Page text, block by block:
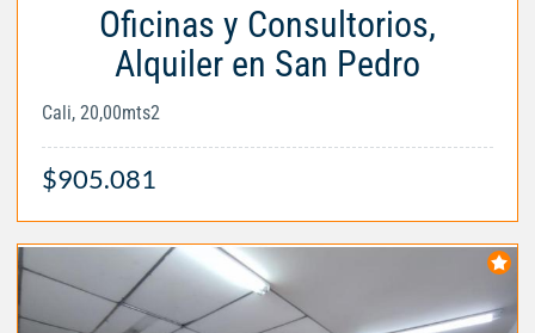
Oficinas y Consultorios,
Alquiler en San Pedro
Cali, 20,00mts2
$905.081